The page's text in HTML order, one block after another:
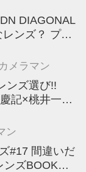
DIAGONAL
ンズ？ プロ
メラマン
ンズ選び!!
記×桃井一至
ン
#17 間違いだ
ンズBOOK